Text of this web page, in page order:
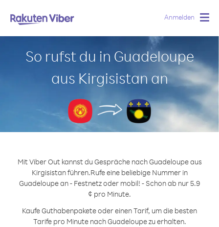
Anmelden
So rufst du in Guadeloupe
aus Kirgisistan an
Mit Viber Out kannst du Gespräche nach Guadeloupe aus
Kirgisistan führen.Rufe eine beliebige Nummer in
Guadeloupe an - Festnetz oder mobil! - Schon ab nur 5.9
¢ pro Minute.
Kaufe Guthabenpakete oder einen Tarif, um die besten
Tarife pro Minute nach Guadeloupe zu erhalten.